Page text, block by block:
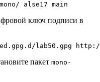
alse17 main
ключ подписи в
lab50.gpg
пакет mono-